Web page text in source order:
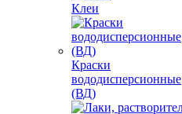
Клеи
Краски
вододисперсионные
(ВД)